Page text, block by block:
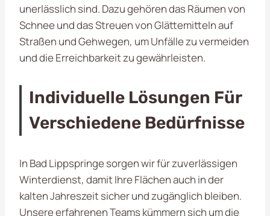
unerlässlich sind. Dazu gehören das Räumen von
Schnee und das Streuen von Glättemitteln auf
Straßen und Gehwegen, um Unfälle zu vermeiden
und die Erreichbarkeit zu gewährleisten.
Individuelle Lösungen Für
Verschiedene Bedürfnisse
In Bad Lippspringe sorgen wir für zuverlässigen
Winterdienst, damit Ihre Flächen auch in der
kalten Jahreszeit sicher und zugänglich bleiben.
Unsere erfahrenen Teams kümmern sich um die